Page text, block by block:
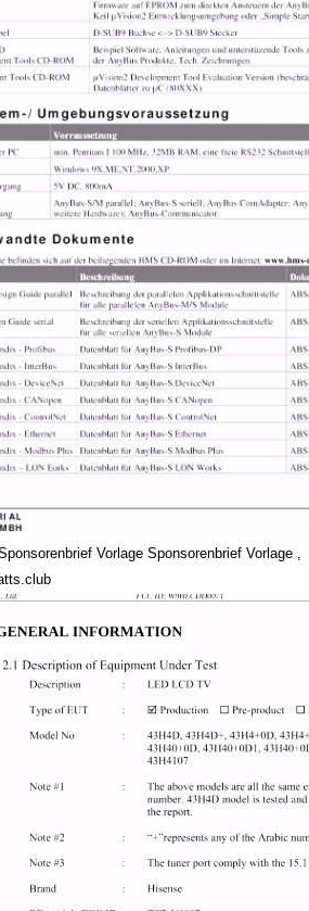
Vorlage Sponsorenbrief Vorlage ,